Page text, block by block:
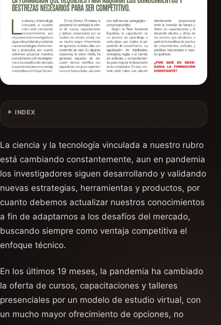
INDEX
La ciencia y la tecnología vinculada a nuestro rubro
está cambiando constantemente, aun en pandemia
los investigadores siguen desarrollando y validando
nuevas estrategias, herramientas y productos, por
cuanto debemos actualizar nuestros conocimientos
a fin de adaptarnos a los desafíos del mercado,
buscando siempre como ventaja competitiva el
enfoque técnico.
En los últimos 19 meses, la pandemia ha cambiado
la oferta de cursos, capacitaciones y talleres
presenciales por un modelo de estudio virtual, con
un mucho mayor ofrecimiento de opciones, no